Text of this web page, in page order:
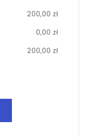
200,00 zł
0,00 zł
200,00 zł